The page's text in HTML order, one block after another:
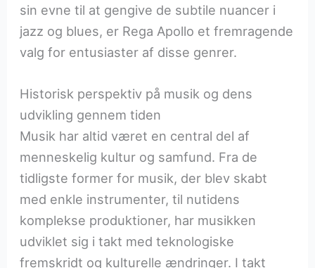
sin evne til at gengive de subtile nuancer i
jazz og blues, er Rega Apollo et fremragende
valg for entusiaster af disse genrer.
Historisk perspektiv på musik og dens
udvikling gennem tiden
Musik har altid været en central del af
menneskelig kultur og samfund. Fra de
tidligste former for musik, der blev skabt
med enkle instrumenter, til nutidens
komplekse produktioner, har musikken
udviklet sig i takt med teknologiske
fremskridt og kulturelle ændringer. I takt